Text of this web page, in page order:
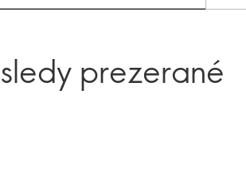
prezerané